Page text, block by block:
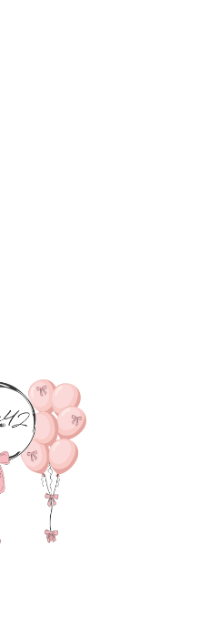
4020,00
В КОРЗИНУ
Шар гендер белый с
пастель, 2 с конфетти)